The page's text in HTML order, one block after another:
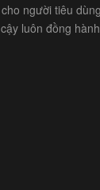
người tiêu
luôn đồng